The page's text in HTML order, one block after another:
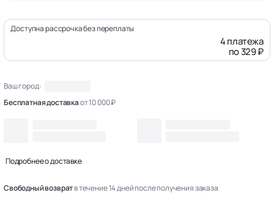
Доступна рассрочка без переплаты
4 платежа
по 329 ₽
Ваш город:
Бесплатная доставкаот 10 000 ₽
Подробнее о доставке
Свободный возвратв течение 14 дней после получения заказа